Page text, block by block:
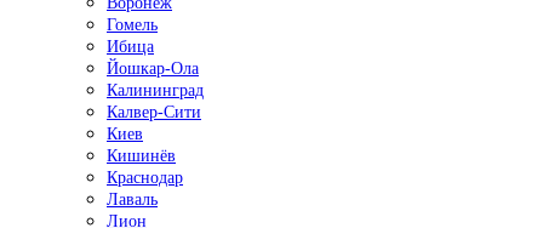
Гомель
Ибица
Йошкар-Ола
Калининград
Калвер-Сити
Киев
Кишинёв
Краснодар
Лаваль
Лион